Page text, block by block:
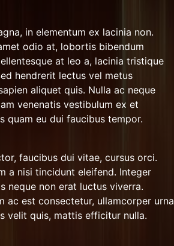
in elementum ex lacinia non.
odio at, lobortis bibendum
at leo a, lacinia tristique
hendrerit lectus vel metus
aliquet quis. Nulla ac neque
venenatis vestibulum ex et
quam eu dui faucibus tempor.
faucibus dui vitae, cursus orci.
a nisi tincidunt eleifend. Integer
neque non erat luctus viverra.
ac est consectetur, ullamcorper urna
velit quis, mattis efficitur nulla.